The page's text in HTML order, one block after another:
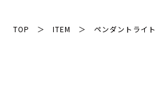
TOP ＞ITEM ＞ ペンダントライト